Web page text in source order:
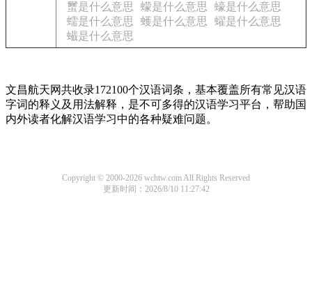
蠒是什么意思
蠓是什么意思
蠔是什么意思
蠕是什么意思
蠖是什么意思
蠗是什么意思
蠘是什么意思
文昌航天网共收录172100个汉语词条，基本覆盖所有常见汉语
字词的释义及用法解释，是不可多得的汉语学习平台，帮助国
内外读者化解汉语学习中的各种疑难问题。
Copyright © 2000-2026 wchtw.com All Rights Reserved
更新时间：2026/8/10 11:27:42